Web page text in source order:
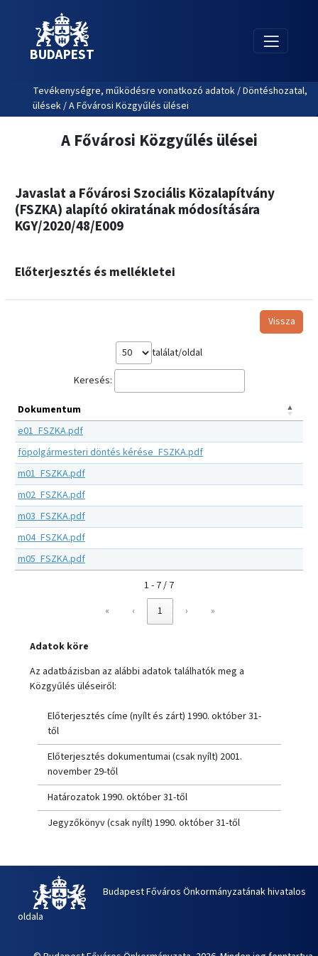
BUDAPEST
Tevékenységre, működésre vonatkozó adatok / Döntéshozatal,
ülések / A Fővárosi Közgyűlés ülései
A Fővárosi Közgyűlés ülései
Javaslat a Fővárosi Szociális Közalapítvány
(FSZKA) alapító okiratának módosítására
KGY/2020/48/E009
Előterjesztés és mellékletei
Vissza
találat/oldal
Keresés:
Dokumentum
e01_FSZKA.pdf
föpolgármesteri döntés kérése_FSZKA.pdf
m01_FSZKA.pdf
m02_FSZKA.pdf
m03_FSZKA.pdf
m04_FSZKA.pdf
m05_FSZKA.pdf
1 - 7 / 7
«
‹ 1 › »
Adatok köre
Az adatbázisban az alábbi adatok találhatók meg a
Közgyűlés üléseiről:
Előterjesztés címe (nyílt és zárt) 1990. október 31-
től
Előterjesztés dokumentumai (csak nyílt) 2001.
november 29-től
Határozatok 1990. október 31-től
Jegyzőkönyv (csak nyílt) 1990. október 31-től
Budapest Főváros Önkormányzatának hivatalos
oldala